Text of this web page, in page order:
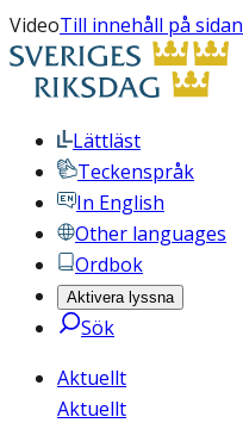
VideoTill innehåll på sidan
Lättläst
Teckenspråk
In English
Other languages
Ordbok
Aktivera lyssna
Sök
Aktuellt
Aktuellt